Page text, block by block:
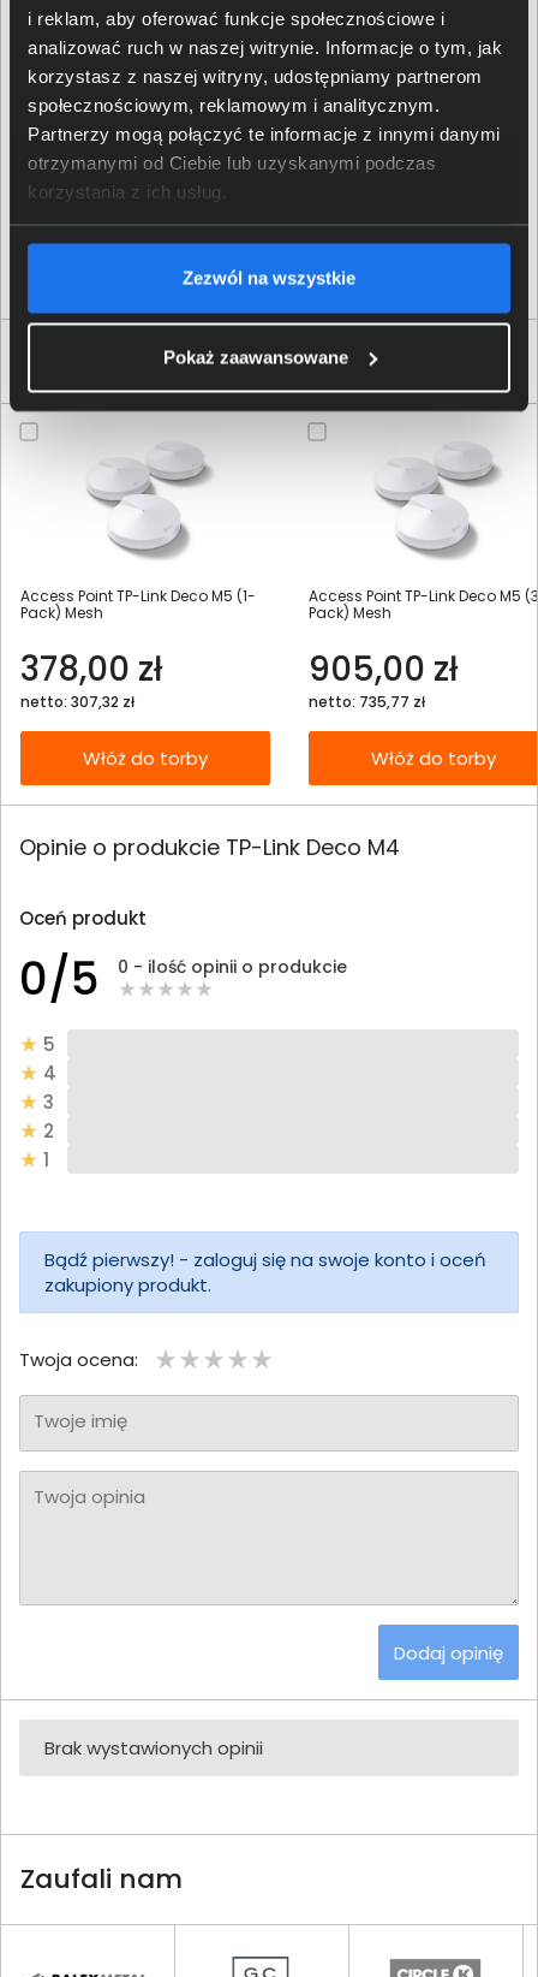
i reklam, aby oferować funkcje społecznościowe i
analizować ruch w naszej witrynie. Informacje o tym, jak
korzystasz z naszej witryny, udostępniamy partnerom
społecznościowym, reklamowym i analitycznym.
Partnerzy mogą połączyć te informacje z innymi danymi
otrzymanymi od Ciebie lub uzyskanymi podczas
korzystania z ich usług.
Zezwól na wszystkie
Pokaż zaawansowane
Dane producenta
TP-LINK POLSKA Sp. z.o.o.;
Ożarowska 40/42, 05-850
Duchnice;compliance@tp-
link.com
produkt
Duchnice;compliance@tp-
Produkty podobne do TP-Link Deco M4
Access Point TP-Link Deco M5 (1-
Pack) Mesh
378,00 zł
netto: 307,32 zł
Włóż do torby
Access Point TP-Link Deco M5
Pack) Mesh
905,00 zł
netto: 735,77 zł
Włóż do torby
Opinie o produkcie TP-Link Deco M4
Oceń produkt
0/5 0 - ilość opinii o produkcie
5
4
3
2
1
Bądź pierwszy! - zaloguj się na swoje konto i oceń
zakupiony produkt.
Twoja ocena:
Twoje imię
Twoja opinia
Dodaj opinię
Brak wystawionych opinii
Zaufali nam